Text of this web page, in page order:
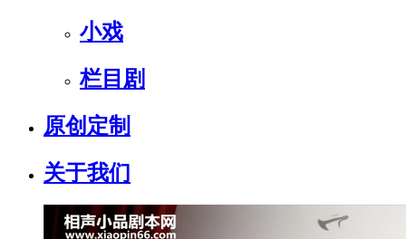
小戏
栏目剧
原创定制
关于我们